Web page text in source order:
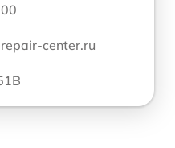
center.ru